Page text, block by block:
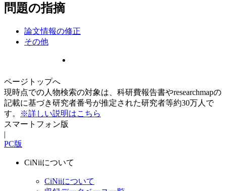
問題の指摘
論文情報の修正
その他
ページトップへ
現時点での人物検索の対象は、科研費報告書やresearchmapの
記載に基づき研究者番号が推定された研究者等約30万人で
す。
※詳しい説明はこちら
スマートフォン版
|
PC版
CiNiiについて
CiNiiについて